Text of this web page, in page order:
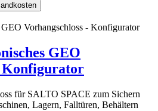
GEO
Konfigurator
für SALTO SPACE zum Sichern
Lagern, Falltüren, Behältern